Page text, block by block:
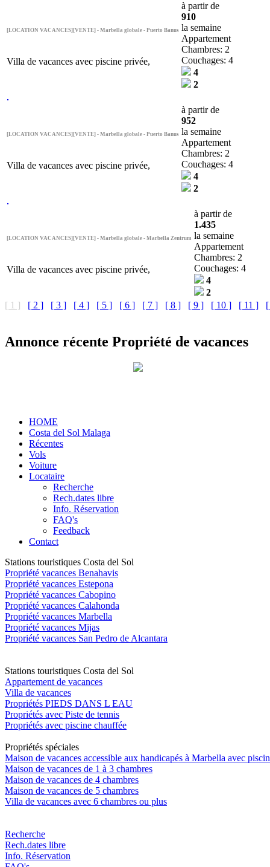
[LOCATION VACANCES][VENTE] - Marbella globale - Puerto Banus
Villa de vacances avec piscine privée,
à partir de
910
la semaine
Appartement
Chambres: 2
Couchages: 4
4
2
[LOCATION VACANCES][VENTE] - Marbella globale - Puerto Banus
Villa de vacances avec piscine privée,
à partir de
952
la semaine
Appartement
Chambres: 2
Couchages: 4
4
2
[LOCATION VACANCES][VENTE] - Marbella globale - Marbella Zentrum
Villa de vacances avec piscine privée,
à partir de
1.435
la semaine
Appartement
Chambres: 2
Couchages: 4
4
2
[ 1 ]
[ 2 ] [ 3 ] [ 4 ] [ 5 ] [ 6 ] [ 7 ] [ 8 ] [ 9 ] [ 10 ] [ 11 ]
Annonce récente Propriété de vacances
HOME
Costa del Sol Malaga
Récentes
Vols
Voiture
Locataire
Recherche
Rech.dates libre
Info. Réservation
FAQ's
Feedback
Contact
Stations touristiques Costa del Sol
Propriété vacances Benahavis
Propriété vacances Estepona
Propriété vacances Cabopino
Propriété vacances Calahonda
Propriété vacances Marbella
Propriété vacances Mijas
Propriété vacances San Pedro de Alcantara
Stations touristiques Costa del Sol
Appartement de vacances
Villa de vacances
Propriétés PIEDS DANS L EAU
Propriétés avec Piste de tennis
Propriétés avec piscine chauffée
Propriétés spéciales
Maison de vacances accessible aux handicapés à Marbella avec
Maison de vacances de 1 à 3 chambres
Maison de vacances de 4 chambres
Maison de vacances de 5 chambres
Villa de vacances avec 6 chambres ou plus
Recherche
Rech.dates libre
Info. Réservation